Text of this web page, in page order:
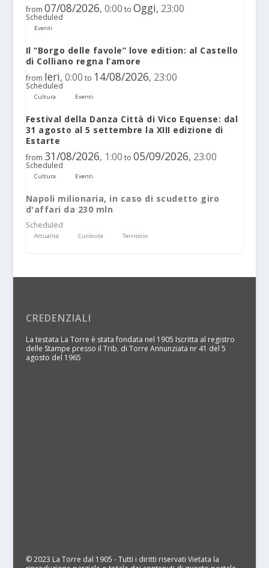
from 07/08/2026, 0:00 to Oggi, 23:00
Scheduled
Eventi
Il “Borgo delle favole” love edition: al Castello
di Colliano regna l’amore
from Ieri, 0:00 to 14/08/2026, 23:00
Scheduled
Cultura Eventi
Festival della Danza Città di Vico Equense: dal
31 agosto al 5 settembre la XIII edizione di
Estarte
from 31/08/2026, 1:00 to 05/09/2026, 23:00
Scheduled
Cultura Eventi
Napoli milionaria, in caso di scudetto giro
d'affari da 230 mln
Scheduled
Attualità Curiosità Territorio
CREDENZIALI
La testata La Torre è stata fondata nel 1905 Iscritta al registro
delle Stampe presso il Trib. di Torre Annunziata nr 41 del 5
agosto del 1965
© 2023 La Torre dal 1905 - Tutti i diritti riservati Vietata la